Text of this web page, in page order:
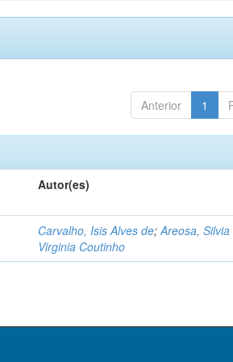
Anterior 1
Autor(es)
Carvalho, Isis Alves de;Areosa, Silvia
Virginia Coutinho